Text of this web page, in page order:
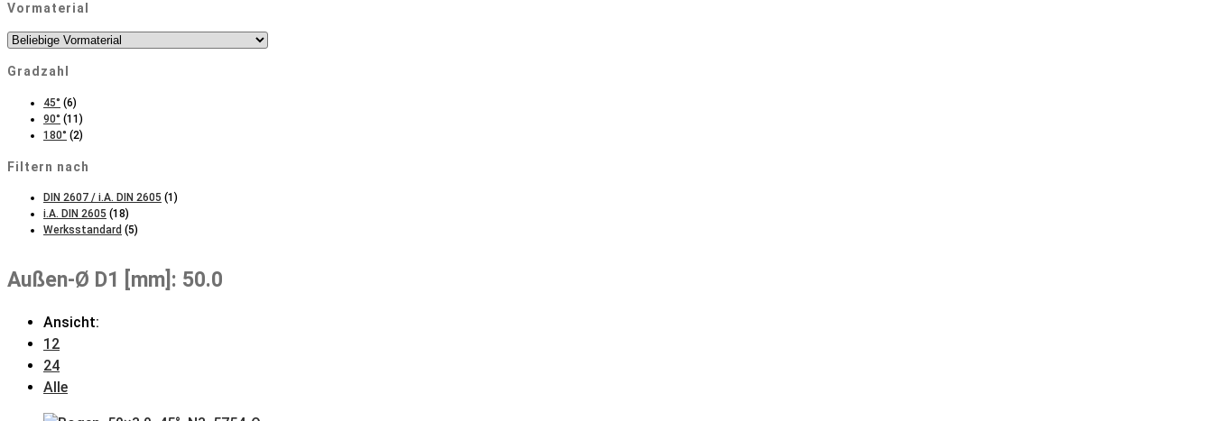
Vormaterial
Gradzahl
45° (6)
90° (11)
180° (2)
Filtern nach
DIN 2607 / i.A. DIN 2605 (1)
i.A. DIN 2605 (18)
Werksstandard (5)
Außen-Ø D1 [mm]: 50.0
Ansicht:
12
24
Alle